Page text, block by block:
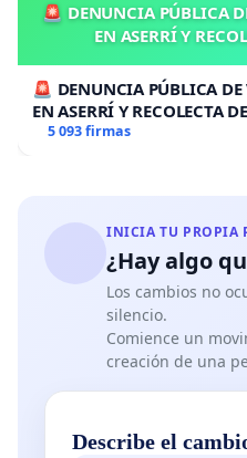
🚨 DENUNCIA PÚBLICA
EN ASERRÍ Y
🚨 DENUNCIA PÚBLICA
EN ASERRÍ Y RECOLECTA
5 093 firmas
INICIA TU PROPIA
¿Hay algo
Los cambios no
silencio.
Comience un
creación de una
Describe el